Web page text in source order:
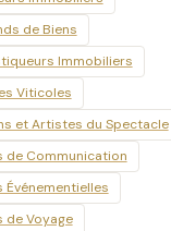
de Biens
Immobiliers
Viticoles
et Artistes du Spectacle
de Communication
Événementielles
de Voyage